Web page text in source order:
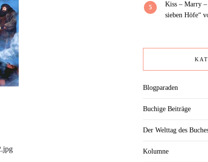
5
Kiss – Marry
sieben Höfe“
Blogparaden
Buchige Beiträge
Der Welttag des
Kolumne